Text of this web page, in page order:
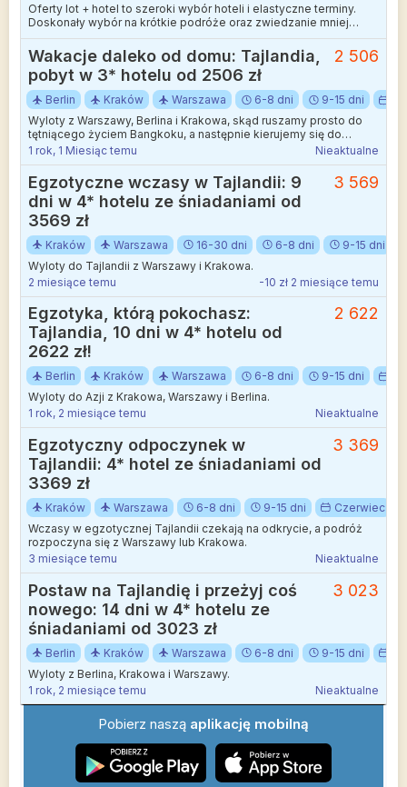
Oferty lot + hotel to szeroki wybór hoteli i elastyczne terminy.
Doskonały wybór na krótkie podróże oraz zwiedzanie mniej
wakacyjnych kierunków.
Wakacje daleko od domu: Tajlandia,
pobyt w 3* hotelu od 2506 zł
2 506
Berlin Kraków Warszawa 6-8 dni 9-15 dni
Wyloty z Warszawy, Berlina i Krakowa, skąd ruszamy prosto do
tętniącego życiem Bangkoku, a następnie kierujemy się do
Pattayi, gdzie czeka już na nas FX Hotel Pattaya.
1 rok, 1 Miesiąc temu Nieaktualne
Egzotyczne wczasy w Tajlandii: 9
dni w 4* hotelu ze śniadaniami od
3569 zł
3 569
Kraków Warszawa 16-30 dni 6-8 dni
9-15 dni
Wyloty do Tajlandii z Warszawy i Krakowa.
2 miesiące temu
-10 zł 2 miesiące temu
Egzotyka, którą pokochasz:
Tajlandia, 10 dni w 4* hotelu od
2622 zł!
2 622
Berlin Kraków Warszawa 6-8 dni 9-15 dni
Wyloty do Azji z Krakowa, Warszawy i Berlina.
1 rok, 2 miesiące temu
Nieaktualne
Egzotyczny odpoczynek w
Tajlandii: 4* hotel ze śniadaniami od
3369 zł
3 369
Kraków Warszawa 6-8 dni 9-15 dni
Czerwiec
Wczasy w egzotycznej Tajlandii czekają na odkrycie, a podróż
rozpoczyna się z Warszawy lub Krakowa.
3 miesiące temu
Nieaktualne
Postaw na Tajlandię i przeżyj coś
nowego: 14 dni w 4* hotelu ze
śniadaniami od 3023 zł
3 023
Berlin Kraków Warszawa 6-8 dni 9-15 dni
Wyloty z Berlina, Krakowa i Warszawy.
1 rok, 2 miesiące temu
Nieaktualne
Pobierz naszą aplikację mobilną